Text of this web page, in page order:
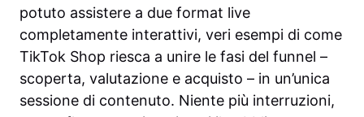
potuto assistere a due format live
completamente interattivi, veri esempi di come
TikTok Shop riesca a unire le fasi del funnel –
scoperta, valutazione e acquisto – in un’unica
sessione di contenuto. Niente più interruzioni,